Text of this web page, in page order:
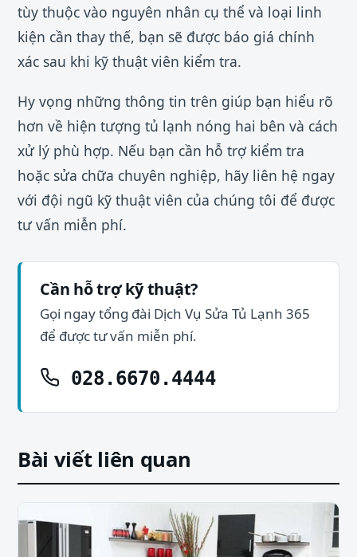
tùy thuộc vào nguyên nhân cụ thể và loại linh
kiện cần thay thế, bạn sẽ được báo giá chính
xác sau khi kỹ thuật viên kiểm tra.
Hy vọng những thông tin trên giúp bạn hiểu rõ
hơn về hiện tượng tủ lạnh nóng hai bên và cách
xử lý phù hợp. Nếu bạn cần hỗ trợ kiểm tra
hoặc sửa chữa chuyên nghiệp, hãy liên hệ ngay
với đội ngũ kỹ thuật viên của chúng tôi để được
tư vấn miễn phí.
Cần hỗ trợ kỹ thuật?
Gọi ngay tổng đài Dịch Vụ Sửa Tủ Lạnh 365
để được tư vấn miễn phí.
028.6670.4444
Bài viết liên quan